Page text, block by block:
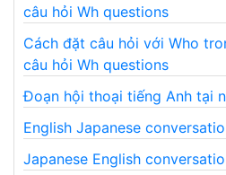
câu hỏi Wh questions
Cách đặt câu hỏi với Who
câu hỏi Wh questions
Đoạn hội thoại tiếng Anh tại
English Japanese
Japanese English